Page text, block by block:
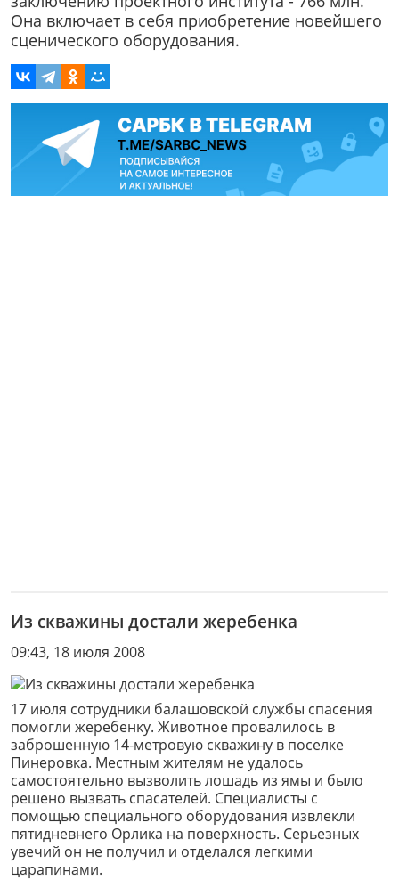
Она включает в себя приобретение новейшего
сценического оборудования.
Из скважины достали жеребенка
09:43, 18 июля 2008
17 июля сотрудники балашовской службы спасения
помогли жеребенку. Животное провалилось в
заброшенную 14-метровую скважину в поселке
Пинеровка. Местным жителям не удалось
самостоятельно вызволить лошадь из ямы и было
решено вызвать спасателей. Специалисты с
помощью специального оборудования извлекли
пятидневнего Орлика на поверхность. Серьезных
увечий он не получил и отделался легкими
царапинами.